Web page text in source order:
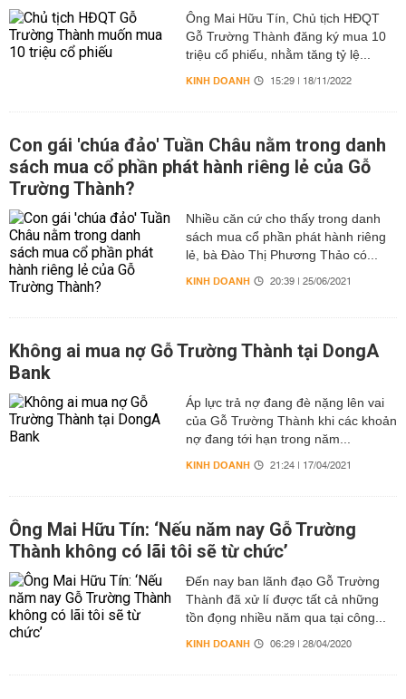
Ông Mai Hữu Tín, Chủ tịch HĐQT
Gỗ Trường Thành đăng ký mua 10
triệu cổ phiếu, nhằm tăng tỷ lệ...
KINH DOANH 15:29 | 18/11/2022
Con gái 'chúa đảo' Tuần Châu nằm trong danh
sách mua cổ phần phát hành riêng lẻ của Gỗ
Trường Thành?
Nhiều căn cứ cho thấy trong danh
sách mua cổ phần phát hành riêng
lẻ, bà Đào Thị Phương Thảo có...
KINH DOANH 20:39 | 25/06/2021
Không ai mua nợ Gỗ Trường Thành tại DongA
Bank
Áp lực trả nợ đang đè nặng lên vai
của Gỗ Trường Thành khi các khoản
nợ đang tới hạn trong năm...
KINH DOANH 21:24 | 17/04/2021
Ông Mai Hữu Tín: ‘Nếu năm nay Gỗ Trường
Thành không có lãi tôi sẽ từ chức’
Đến nay ban lãnh đạo Gỗ Trường
Thành đã xử lí được tất cả những
tồn đọng nhiều năm qua tại công...
KINH DOANH 06:29 | 28/04/2020